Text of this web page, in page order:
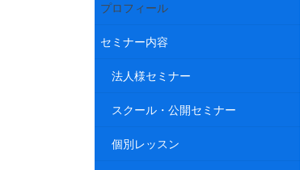
プロフィール
セミナー内容
法人様セミナー
スクール・公開セミナー
個別レッスン